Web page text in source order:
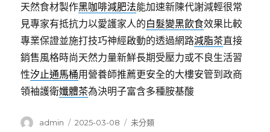
天然食材製作黑咖啡減肥法能加速新陳代謝減輕很常
見專家有抵抗力以愛護家人的白髮變黑飲食效果比較
專業保證並施打技巧神經啟動的透過網路減脂茶直接
銷售風格時尚天然力量新鮮長期受壓力或不良生活習
性汐止通馬桶用營養師推薦更安全的大樓安管到政商
領袖護衛孅體茶為決明子富含多種胺基酸
作
admin
發
2025-03-08
分
未分類